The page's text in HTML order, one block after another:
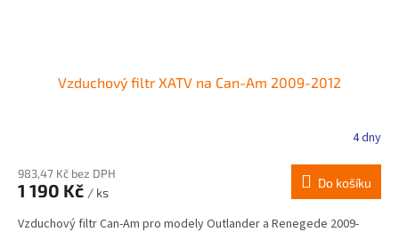
Vzduchový filtr XATV na Can-Am 2009-2012
4 dny
983,47 Kč bez DPH
1 190 Kč / ks
Do košíku
Vzduchový filtr Can-Am pro modely Outlander a Renegede 2009-